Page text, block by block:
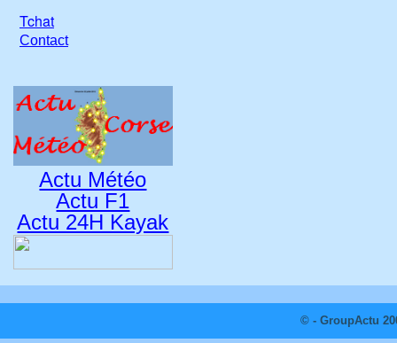
Tchat
Contact
Actu Météo
Actu F1
Actu 24H Kayak
© - GroupActu